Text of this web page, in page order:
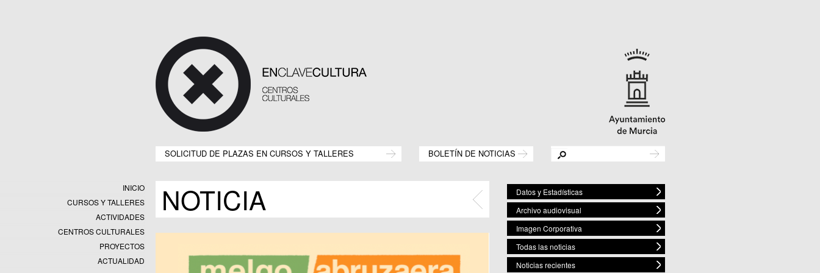
SOLICITUD DE PLAZAS EN CURSOS Y TALLERES BOLETÍN DE NOTICIAS
INICIO
CURSOS Y TALLERES
ACTIVIDADES
CENTROS CULTURALES
Equipamientos
PROYECTOS
Exposiciones
ACTUALIDAD
NOTICIA
Datos y Estadísticas
Archivo audiovisual
Imagen Corporativa
Todas las noticias
Noticias recientes